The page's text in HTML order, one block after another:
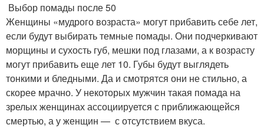
Выбор помады после 50
Женщины «мудрого возраста» могут прибавить себе лет,
если будут выбирать темные помады. Они подчеркивают
морщины и сухость губ, мешки под глазами, а к возрасту
могут прибавить еще лет 10. Губы будут выглядеть
тонкими и бледными. Да и смотрятся они не стильно, а
скорее мрачно. У некоторых мужчин такая помада на
зрелых женщинах ассоциируется с приближающейся
смертью, а у женщин — с отсутствием вкуса.